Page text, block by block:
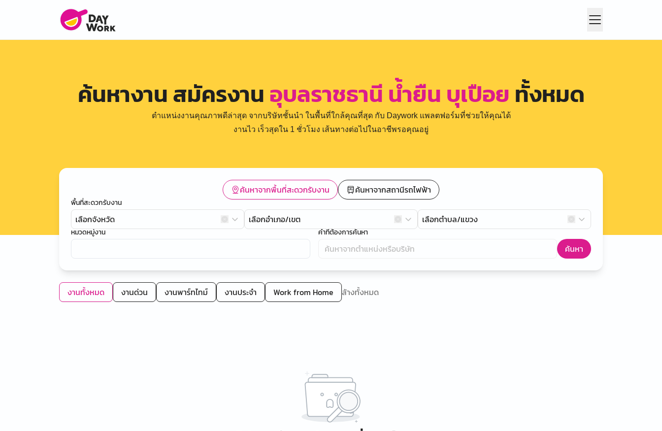
ค้นหางาน สมัครงานอุบลราชธานี น้ำยืน บุเปือย ทั้งหมด
ตำแหน่งงานคุณภาพดีล่าสุด จากบริษัทชั้นนำ ในพื้นที่ใกล้คุณที่สุด กับ Daywork แพลตฟอร์มที่ช่วยให้คุณได้
งานไว เร็วสุดใน 1 ชั่วโมง เส้นทางต่อไปในอาชีพรอคุณอยู่
ค้นหาจากพื้นที่สะดวกรับงาน ค้นหาจากสถานีรถไฟฟ้า
พื้นที่สะดวกรับงาน
เลือกจังหวัด เลือกอำเภอ/เขต เลือกตำบล/แขวง
หมวดหมู่งาน คำที่ต้องการค้นหา
ค้นหา
งานทั้งหมด งานด่วน งานพาร์ทไทม์ งานประจำ Work from Home ล้างทั้งหมด